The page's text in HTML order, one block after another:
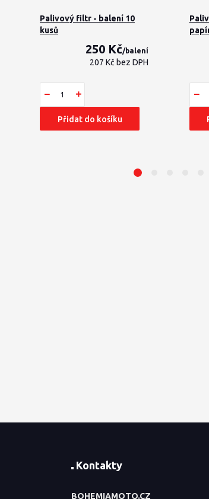
Palivový filtr - balení 10
kusů
250 Kč/balení
207 Kčbez DPH
Přidat do košíku
Kontakty
BOHEMIAMOTO.CZ